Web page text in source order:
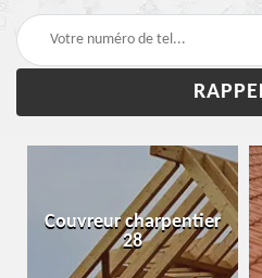
Couvreur charpentier
28